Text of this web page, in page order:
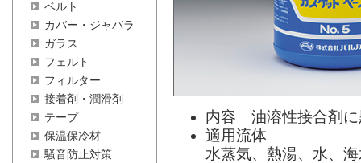
ベルト
カバー・ジャバラ
ガラス
フェルト
フィルター
接着剤・潤滑剤
テープ
保温保冷材
騒音防止対策
内容 油溶性接合剤に
適用流体
水蒸気、熱湯、水、